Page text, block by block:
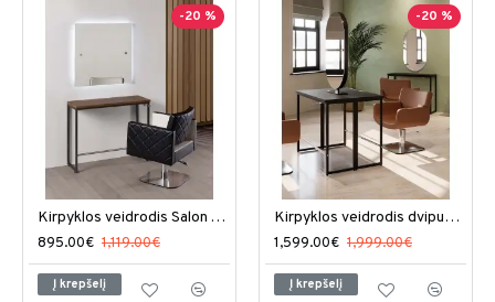
-20 %
Kirpyklos veidrodis Salon Ambience London LED
895.00€ 1,119.00€
Į krepšelį
-20 %
Kirpyklos veidrodis dvipusis Salon Ambience London
1,599.00€ 1,999.00€
Į krepšelį